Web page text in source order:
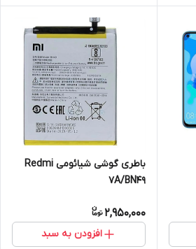
باطری گوشی شیائومی Redmi
7A/BN49
2,950,000
افزودن به سبد